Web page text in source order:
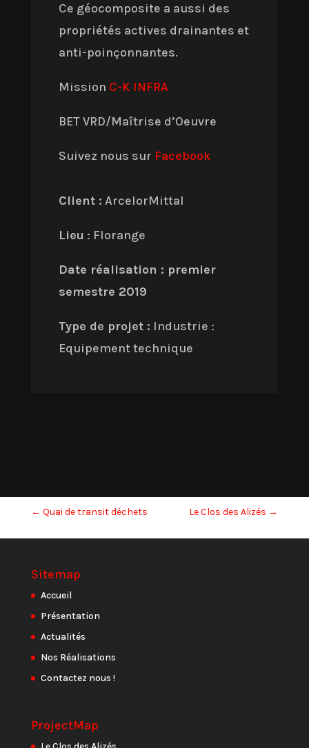
Ce géocomposite a aussi des
propriétés actives drainantes et
anti-poinçonnantes.
Mission C-K INFRA
BET VRD/Maîtrise d’Oeuvre
Suivez nous sur Facebook
Client : ArcelorMittal
Lieu : Florange
Date réalisation : premier
semestre 2019
Type de projet : Industrie :
Equipement technique
← Quai de transit déchets Le Clos des Alizés →
Sitemap
Accueil
Présentation
Actualités
Nos Réalisations
Contactez nous !
ProjectMap